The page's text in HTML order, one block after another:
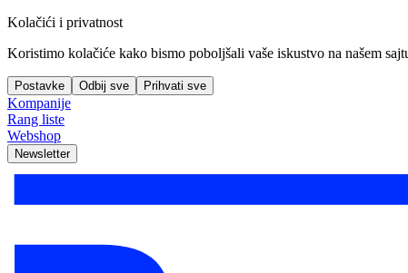
Kolačići i privatnost
Koristimo kolačiće kako bismo poboljšali vaše iskustvo na našem
Postavke Odbij sve Prihvati sve
Kompanije
Rang liste
Webshop
Newsletter